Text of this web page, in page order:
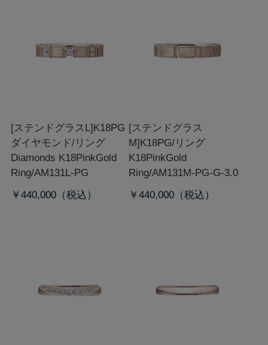
[ステンドグラスL]K18PG
ダイヤモンド/リング
Diamonds K18PinkGold
Ring/AM131L-PG
￥440,000
[ステンドグラス
M]K18PG/リング
K18PinkGold
Ring/AM131M-PG-G-3.0
￥440,000